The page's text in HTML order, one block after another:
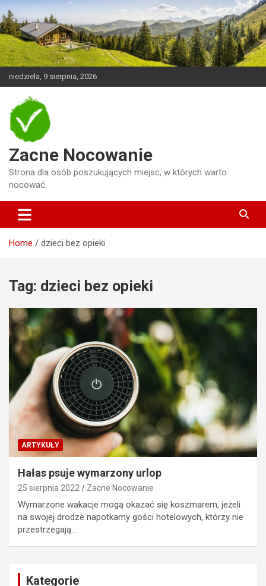
Skip
to
content
niedziela, 9 sierpnia, 2026
Zacne Nocowanie
Strona dla osób poszukujących miejsc, w których warto
nocować.
Home dzieci bez opieki
Tag: dzieci bez opieki
ARTYKUŁY
Hałas psuje wymarzony urlop
25 sierpnia 2022 Zacne Nocowanie
Wymarzone wakacje mogą okazać się koszmarem, jeżeli
na swojej drodze napotkamy gości hotelowych, którzy nie
przestrzegają…
Kategorie